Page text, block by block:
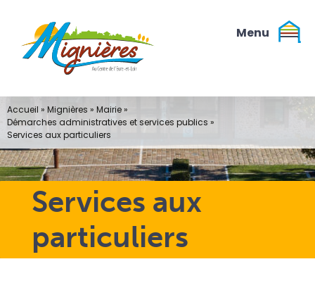
contenu
Services aux
particuliers
Accueil » Mignières » Mairie»
Démarches administratives et services publics »
Services aux particuliers